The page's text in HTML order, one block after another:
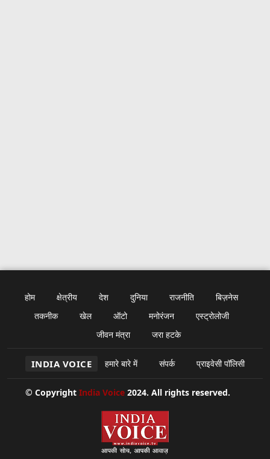
होम क्षेत्रीय देश दुनिया राजनीति
बिज़नेस
तकनीक
खेल ऑटो मनोरंजन
एस्ट्रोलोजी
जीवन मंत्रा
जरा हटके
INDIA VOICE हमारे बारे में संपर्क प्राइवेसी पॉलिसी
© Copyright India Voice 2024. All rights reserved.